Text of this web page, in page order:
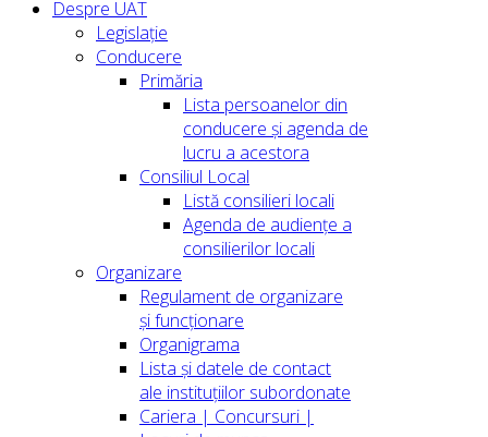
Despre UAT
Legislație
Conducere
Primăria
Lista persoanelor din
conducere şi agenda de
lucru a acestora
Consiliul Local
Listă consilieri locali
Agenda de audiențe a
consilierilor locali
Organizare
Regulament de organizare
și funcționare
Organigrama
Lista și datele de contact
ale instituțiilor subordonate
Cariera | Concursuri |